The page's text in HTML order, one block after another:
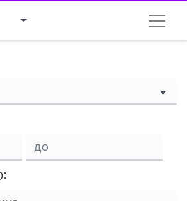
×